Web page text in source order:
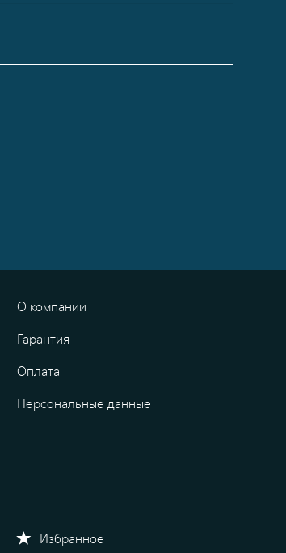
О компании
Гарантия
Оплата
Персональные данные
Избранное